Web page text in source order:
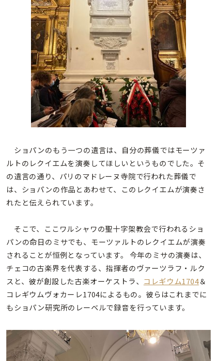
ショパンのもう一つの遺言は、自分の葬儀ではモーツァ
ルトのレクイエムを演奏してほしいというものでした。そ
の遺言の通り、パリのマドレーヌ寺院で行われた葬儀で
は、ショパンの作品とあわせて、このレクイエムが演奏さ
れたと伝えられています。
そこで、ここワルシャワの聖十字架教会で行われるショ
パンの命日のミサでも、モーツァルトのレクイエムが演奏
されることが恒例となっています。 今年のミサの演奏は、
チェコの古楽界を代表する、指揮者のヴァーツラフ・ルク
スと、彼が創設した古楽オーケストラ、 コレギウム1704＆
コレギウムヴォカーレ1704によるもの。彼らはこれまでに
もショパン研究所のレーベルで録音を行っています。